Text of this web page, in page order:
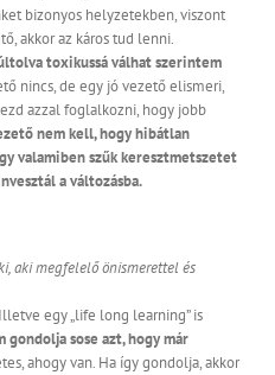
bizonyos helyzetekben, viszont
akkor az káros tud lenni.
toxikussá válhat szerintem
nincs, de egy jó vezető elismeri,
azzal foglalkozni, hogy jobb
nem kell, hogy hibátlan
valamiben szűk keresztmetszetet
a változásba.
aki megfelelő önismerettel és
egy „life long learning” is
gondolja sose azt, hogy már
ahogy van. Ha így gondolja, akkor